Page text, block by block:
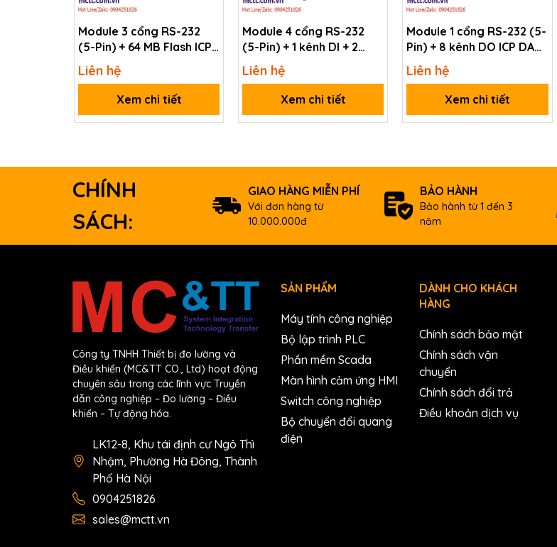
Module 3 cổng RS-232
(5-Pin) + 64 MB Flash ICP
DAS X561 CR
Liên hệ
Xem chi tiết
Module 4 cổng RS-232
(5-Pin) + 1 kênh DI + 2
kênh DO ICP DAS X520
CR
Liên hệ
Xem chi tiết
Module 1 cổng RS-232 (5-
Pin) + 8 kênh DO ICP DAS
X518 CR
Liên hệ
Xem chi tiết
CHÍNH
SÁCH:
GIAO HÀNG MIỄN PHÍ
Với đơn hàng từ
10.000.000đ
BẢO HÀNH
Bảo hành từ 1 đến 3
năm
Công ty TNHH Thiết bị đo lường và
Điều khiển (MC&TT CO., Ltd) hoạt động
chuyên sâu trong các lĩnh vực Truyền
dẫn công nghiệp – Đo lường – Điều
khiển – Tự động hóa.
LK12-8, Khu tái định cư Ngô Thì
Nhậm, Phường Hà Đông, Thành
Phố Hà Nội
0904251826
sales@mctt.vn
SẢN PHẨM
Máy tính công nghiệp
Bộ lập trình PLC
Phần mềm Scada
Màn hình cảm ứng HMI
Switch công nghiệp
Bộ chuyển đổi quang
điện
DÀNH CHO KHÁCH
HÀNG
Chính sách bảo mật
Chính sách vận
chuyển
Chính sách đổi trả
Điều khoản dịch vụ